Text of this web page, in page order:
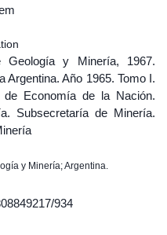
Geología y Minería, 1967.
Argentina. Año 1965. Tomo I.
Economía de la Nación.
Subsecretaría de Minería.
y Minería; Argentina.
934